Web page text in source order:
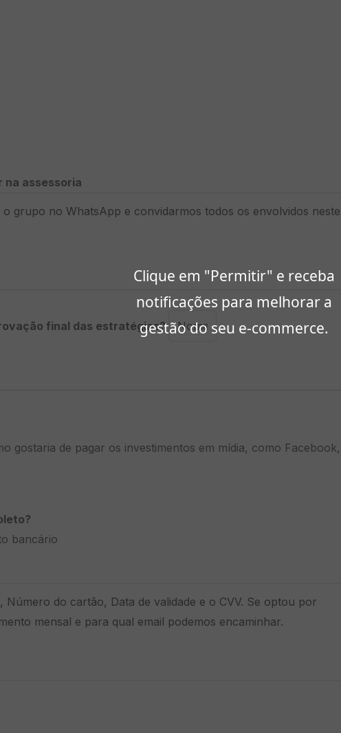
Clique em "Permitir" e receba
notificações para melhorar a
gestão do seu e-commerce.
na assessoria
final das estratégias?
gostaria de pagar os investimentos em mídia, como Facebook,
bancário